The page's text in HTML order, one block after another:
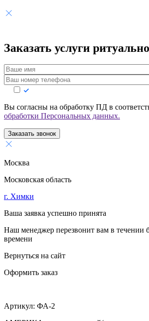
Заказать услуги
Вы согласны на обработку ПД в
обработки Персональных данных.
Заказать звонок
Москва
Московская область
г. Химки
Ваша заявка успешно принята
Наш менеджер перезвонит вам в течении
времени
Вернуться на сайт
Оформить заказ
Артикул: ФА-2